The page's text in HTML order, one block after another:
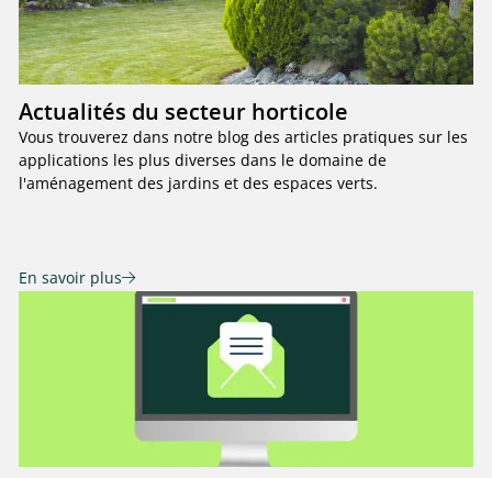
Actualités du secteur horticole
Vous trouverez dans notre blog des articles pratiques sur les
applications les plus diverses dans le domaine de
l'aménagement des jardins et des espaces verts.
En savoir plus